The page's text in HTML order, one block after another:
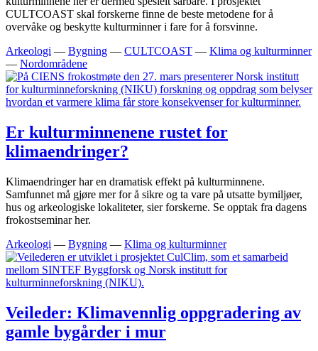
CULTCOAST skal forskerne finne de beste metodene for å
overvåke og beskytte kulturminner i fare for å forsvinne.
Arkeologi — Bygning — CULTCOAST — Klima og kulturminner
— Nordområdene
Er kulturminnenene rustet for
klimaendringer?
Klimaendringer har en dramatisk effekt på kulturminnene.
Samfunnet må gjøre mer for å sikre og ta vare på utsatte bymiljøer,
hus og arkeologiske lokaliteter, sier forskerne. Se opptak fra dagens
frokostseminar her.
Arkeologi — Bygning — Klima og kulturminner
Veileder: Klimavennlig oppgradering av
gamle bygårder i mur